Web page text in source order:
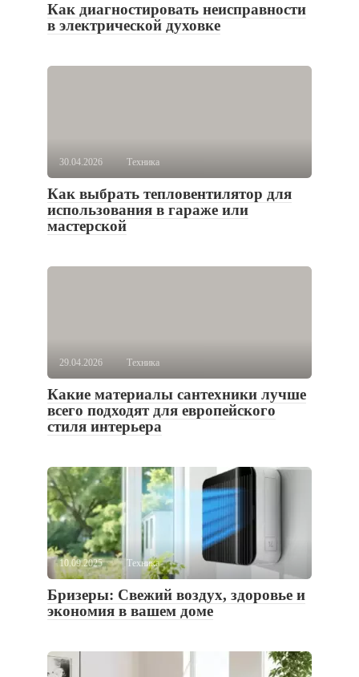
Как диагностировать неисправности
в электрической духовке
30.04.2026 Техника
Как выбрать тепловентилятор для
использования в гараже или
мастерской
29.04.2026 Техника
Какие материалы сантехники лучше
всего подходят для европейского
стиля интерьера
10.09.2025 Техника
Бризеры: Свежий воздух, здоровье и
экономия в вашем доме